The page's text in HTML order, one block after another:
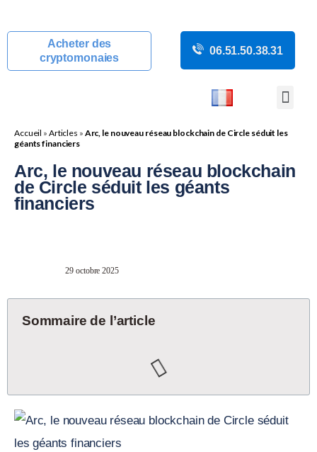
Acheter des
cryptomonaies
06.51.50.38.31
Accueil » Articles » Arc, le nouveau réseau blockchain de Circle séduit les
géants financiers
Arc, le nouveau réseau blockchain
de Circle séduit les géants
financiers
29 octobre 2025
Sommaire de l’article